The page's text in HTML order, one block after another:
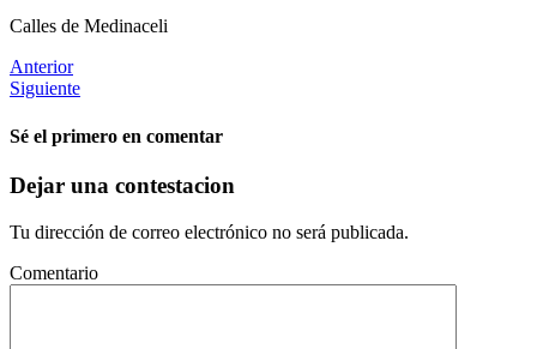
Calles de Medinaceli
Anterior
Siguiente
Sé el primero en comentar
Dejar una contestacion
Tu dirección de correo electrónico no será publicada.
Comentario